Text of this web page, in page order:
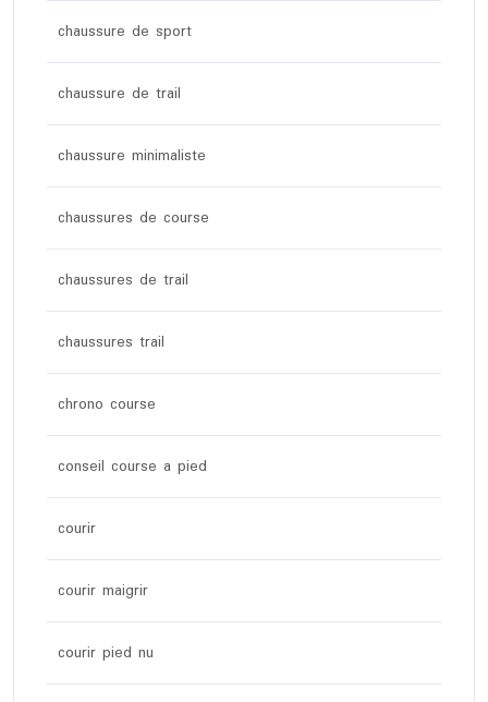
chaussure de sport
chaussure de trail
chaussure minimaliste
chaussures de course
chaussures de trail
chaussures trail
chrono course
conseil course a pied
courir
courir maigrir
courir pied nu